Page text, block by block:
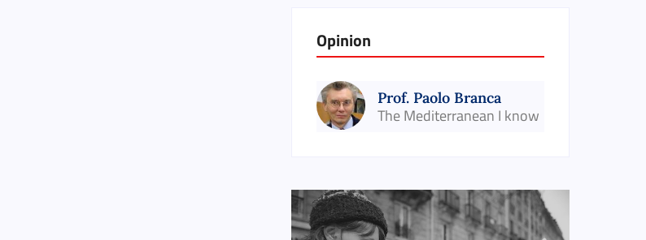
Opinion
Prof. Paolo Branca
The Mediterranean I know